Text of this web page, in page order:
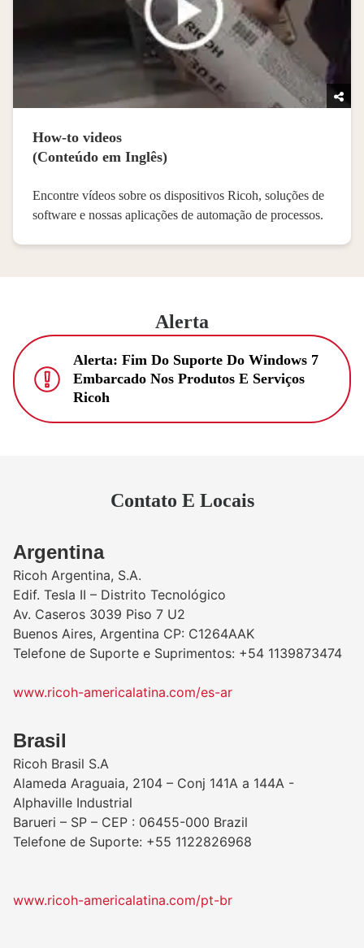
How-to videos
Encontre vídeos sobre os dispositivos Ricoh, soluções de
software e nossas aplicações de automação de processos.
Alerta
Alerta: Fim Do Suporte Do Windows 7
Embarcado Nos Produtos E Serviços
Ricoh
Contato E Locais
​Argentina
Ricoh Argentina, S.A.
Edif. Tesla II – Distrito Tecnológico
Av. Caseros 3039 Piso 7 U2
Buenos Aires, Argentina CP: C1264AAK
Telefone de Suporte e Suprimentos: +54 1139873474
www.ricoh-americalatina.com/es-ar
​Brasil
Ricoh Brasil S.A
Alameda Araguaia, 2104 – Conj 141A a 144A -
Alphaville Industrial
Barueri – SP – CEP : 06455-000 Brazil
Telefone de Suporte: +55 1122826968
www.ricoh-americalatina.com/pt-br